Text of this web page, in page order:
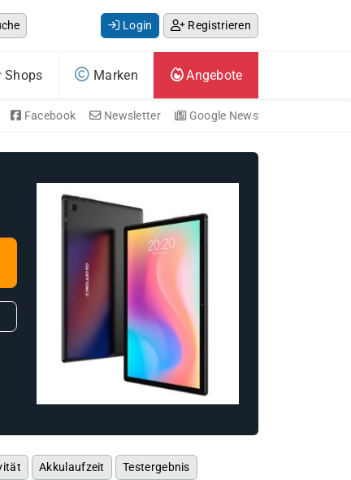
Login Registrieren
Shops Marken Angebote
Facebook Newsletter Google News
Akkulaufzeit
Testergebnis